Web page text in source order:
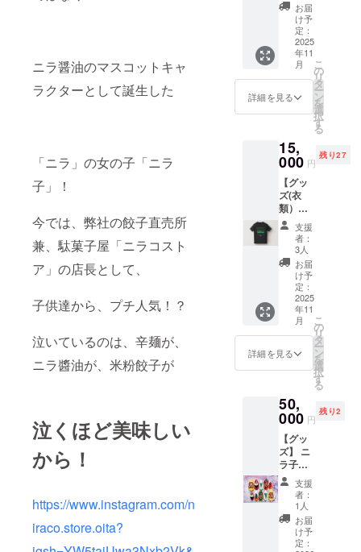
ニラ醤油のマスコットキャ
ラクターとして誕生した
「ニラ」の女の子「ニラ
子」！
今では、弊社の餃子直売所
兼、駄菓子屋「ニラコスト
ア」の店長として、
子供達から、プチ人気！？
泣いているのは、辛麺が、
ニラ醬油が、米粉餃子が
泣くほど美味しい
から！
https://www.instagram.com/n
iraco.store.oita?
す。" ○
みんな
のニラ
醤油 新
鮮な大
分産の
ニラを
余すこ
となく
用し、
限界ま
で詰め
込んで
特製の
甘口醤
油に漬
け込ん
だ万能
おおい
た調味
料。そ
のまま
ご飯の
お供
に、卵
かけご
飯に、
料理の
と大活
躍しま
す。ニ
ラ好き
には堪
らな
い、甘
口の醤
油とニ
ラの旨
味が渾
然一体
おいた
調味
料。 ニ
ラの旨
味と食
感が混
体。
「泣け
美味
い」逸
品。栄
養価が
高いビ
タミン
A(カロ
テン)・
アリシ
ンを多
く含み
抗酸化
力、免
疫力
アップ
にも期
待大。
感動の
味をあ
に。 サ
スティ
ナブル
な商品
として
注目を
集めて
いま
す。" ○
みんな
のニラ
醤油 新
がりや
すいの
が特
徴。茹
でるこ
とで皮
感が出
るの
や水餃
子を楽
しみた
い人に
もおす
すめで
す。油
の吸収
率が低
いとい
う特性
もある
ため、
小麦粉
を使っ
餃子・
揚げ餃
もカ
リッと
ヘル
シーに
仕上が
りま
す。 小
麦粉不
使用の
グルテ
ンフ
リー。
のニラ
を乾燥
させて
パウ
ダー
に！ 芋
だわり
抜い
テト
チップ
ス！ ◎
ニラ子
オリジ
ナル
ステッ
カー１
枚付き
※ランダ
ムにつ
き選べ
ません
や注意
書きを
ご確認
くださ
い。」
辛麺屋
桝元
が、お
気の５
種類
と、大
人気サ
イドメ
ニュー
「とろ
とろな
んこ
つ」を
つけた
スペ
シャル
セッ
ト！
てお使
いいた
だけま
す。 ※
現金と
の交換
やお釣
りのお
で額面
以上で
のご利
用お願
いいた
しま
す。 有
効期
限
2025年
11月〜
2026年
11月 大
分５店
舗にて
使用可
能！ ・
分本店
大分県
大分市
松原町
1-3-2(高
城駅そ
ば・柳
通り沿
い) 097-
578-
7328 ・
元祖辛
カーを
提供し
ます。
・数
量：5枚
1組 ラ
ンダム
パック
CAMPF
IRE限定
子ス
テッ
カー 全
13種＋
レア2枚
5枚1組
のラン
ダム
パック
です！
お届
け予
定：
2025
年11
月
詳細を見る
こ
の
リ
タ
ー
ン
を
選
択
す
る
15,
000 円
残り27
【グッ
ズ(衣
類）】
「ニラ
子」を
CAMPF
IRE限定
デザイ
ンのT
シャツ
を提供
しま
す。 ・
サイズ
展開：
S, M,
カラー
展開：
黒
支援
者：
3人
お届
け予
定：
2025
年11
月
詳細を見る
こ
の
リ
タ
ー
ン
を
選
択
す
る
50,
000 円
残り2
【グッ
ズ】 ニ
ラ子を
デザイ
ンした
ネイル
チップ
を提供
しま
支援
者：
1人
お届
け予
定：